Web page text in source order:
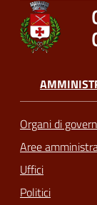
Organi di
Aree
Uffici
Politici